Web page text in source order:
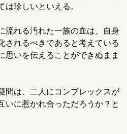
は珍しいといえる。
流れる汚れた一族の血は、自身
されるべきであると考えている
思いを伝えることができぬまま
問は、二人にコンプレックスが
いに惹かれ合っただろうか？と